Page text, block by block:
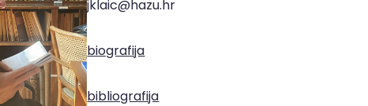
jklaic@hazu.hr
biografija
bibliografija